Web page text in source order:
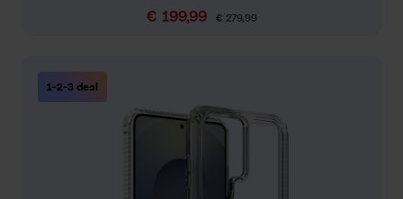
Verkoopprijs:
€ 199,99 Normale prijs:
€ 279,99
1-2-3 deal